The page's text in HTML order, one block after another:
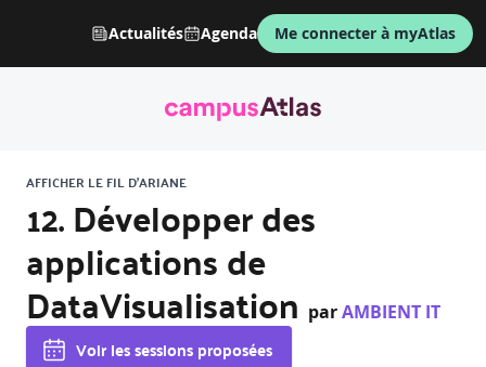
Actualités Agenda Me connecter à myAtlas
AFFICHER LE FIL D'ARIANE
12. Développer des
applications de
DataVisualisation parAMBIENT IT
Voir les sessions proposées